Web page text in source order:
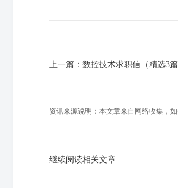
上一篇： 数控技术求职信（精选3
资讯来源说明：本文章来自网络收集，
继续阅读相关文章